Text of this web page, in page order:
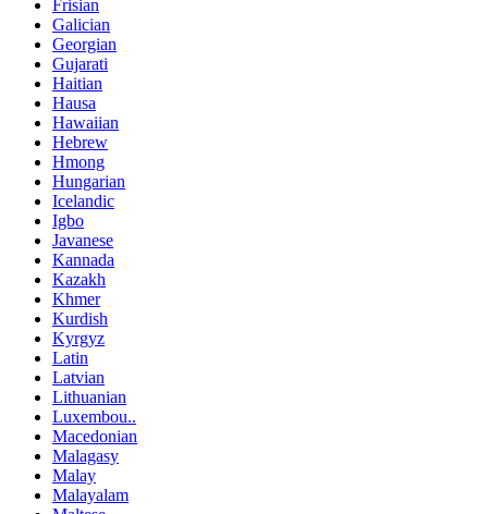
Frisian
Galician
Georgian
Gujarati
Haitian
Hausa
Hawaiian
Hebrew
Hmong
Hungarian
Icelandic
Igbo
Javanese
Kannada
Kazakh
Khmer
Kurdish
Kyrgyz
Latin
Latvian
Lithuanian
Luxembou..
Macedonian
Malagasy
Malay
Malayalam